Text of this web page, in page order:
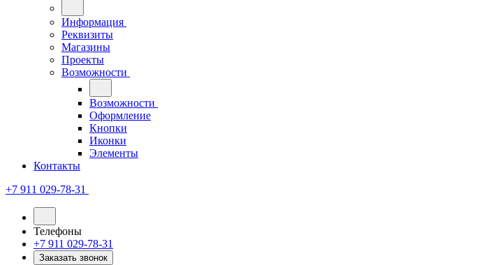
Информация
Реквизиты
Магазины
Проекты
Возможности
Возможности
Оформление
Кнопки
Иконки
Элементы
Контакты
+7 911 029-78-31
Телефоны
+7 911 029-78-31
Заказать звонок